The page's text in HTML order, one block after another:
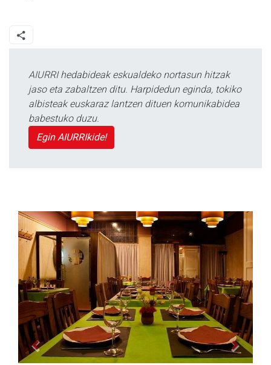
AIURRI hedabideak eskualdeko nortasun hitzak
jaso eta zabaltzen ditu. Harpidedun eginda, tokiko
albisteak euskaraz lantzen dituen komunikabidea
babestuko duzu.
Egin AIURRIkide!
Previous Next